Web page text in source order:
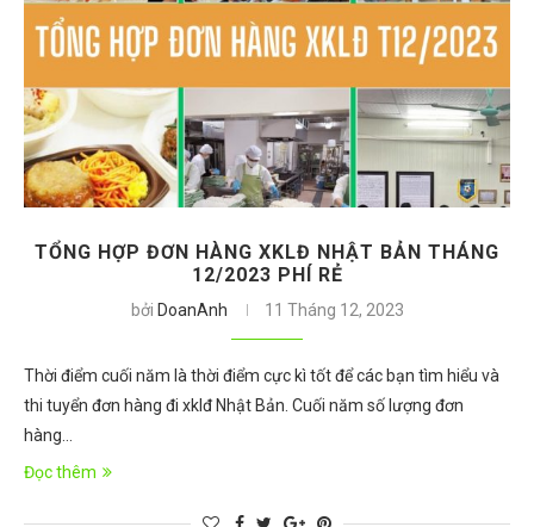
TỔNG HỢP ĐƠN HÀNG XKLĐ NHẬT BẢN THÁNG
12/2023 PHÍ RẺ
bởi DoanAnh 11 Tháng 12, 2023
Thời điểm cuối năm là thời điểm cực kì tốt để các bạn tìm hiểu và
thi tuyển đơn hàng đi xklđ Nhật Bản. Cuối năm số lượng đơn
hàng…
Đọc thêm